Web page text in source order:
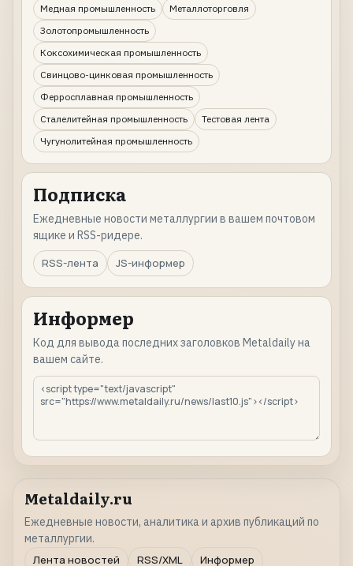
Медная промышленность
Металлоторговля
Золотопромышленность
Коксохимическая промышленность
Свинцово-цинковая промышленность
Ферросплавная промышленность
Сталелитейная промышленность
Тестовая лента
Чугунолитейная промышленность
Подписка
Ежедневные новости металлургии в вашем почтовом
ящике и RSS-ридере.
RSS-лента
JS-информер
Информер
Код для вывода последних заголовков Metaldaily на
вашем сайте.
Metaldaily.ru
Ежедневные новости, аналитика и архив публикаций по
металлургии.
Лента новостей
RSS/XML Информер